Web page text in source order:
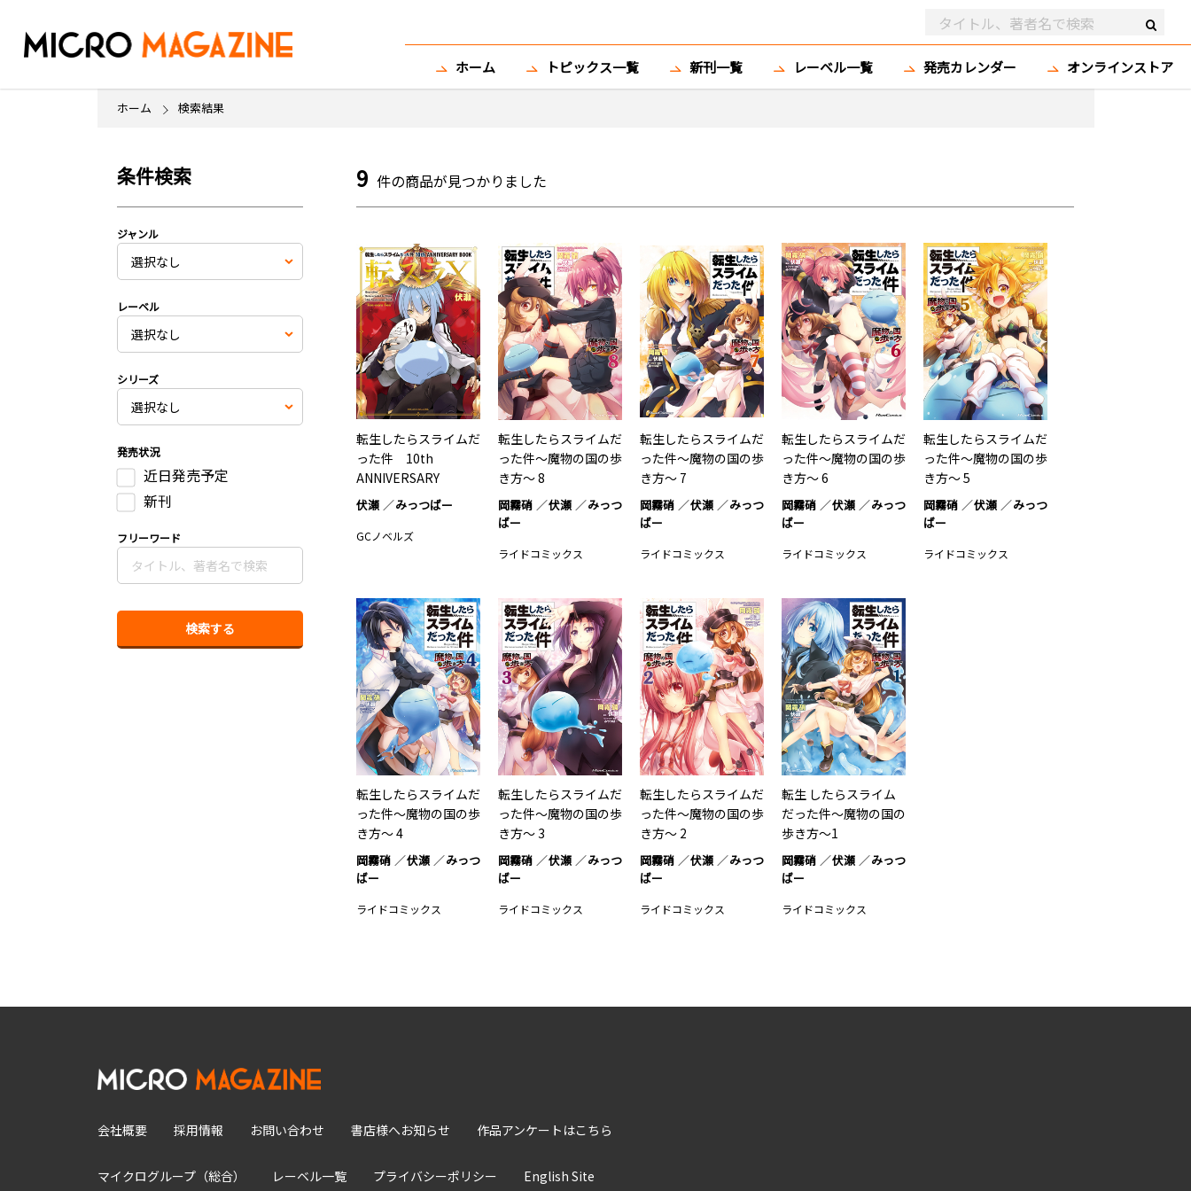
ホーム トピックス一覧 新刊一覧 レーベル一覧 発売カレンダー オンラインストア
ホーム 検索結果
条件検索
ジャンル
レーベル
シリーズ
発売状況
近日発売予定
新刊
フリーワード
9 件の商品が見つかりました
転生したらスライムだ
った件 10th
ANNIVERSARY
BOOK…1
伏瀬 みっつばー
GCノベルズ
転生したらスライムだ
った件～魔物の国の歩
き方～ 8
岡霧硝 伏瀬
みっつ
ばー
ライドコミックス
転生したらスライムだ
った件～魔物の国の歩
き方～ 7
岡霧硝 伏瀬
みっつ
ばー
ライドコミックス
転生したらスライムだ
った件～魔物の国の歩
き方～ 6
岡霧硝 伏瀬
みっつ
ばー
ライドコミックス
転生したらスライムだ
った件～魔物の国の歩
き方～ 5
岡霧硝 伏瀬
みっつ
ばー
ライドコミックス
転生したらスライムだ
った件～魔物の国の歩
き方～ 4
岡霧硝 伏瀬
みっつ
ばー
ライドコミックス
転生したらスライムだ
った件～魔物の国の歩
き方～ 3
岡霧硝 伏瀬
みっつ
ばー
ライドコミックス
転生したらスライムだ
った件～魔物の国の歩
き方～ 2
岡霧硝 伏瀬
みっつ
ばー
ライドコミックス
転生 したらスライム
だった件～魔物の国の
歩き方～1
岡霧硝 伏瀬
みっつ
ばー
ライドコミックス
会社概要 採用情報 お問い合わせ 書店様へお知らせ 作品アンケートはこちら
マイクログループ（総合） レーベル一覧 プライバシーポリシー English Site